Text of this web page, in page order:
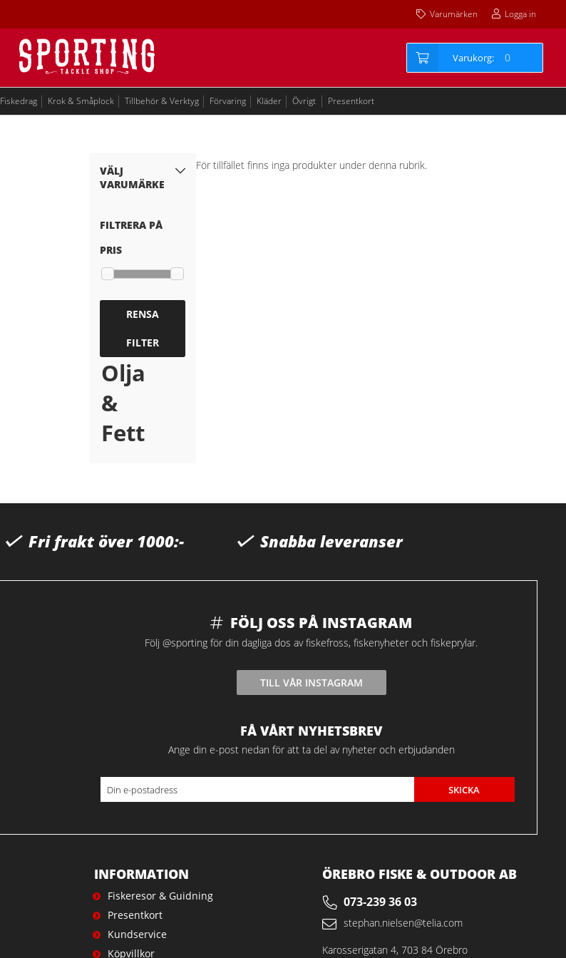
Varumärken Logga in
0
Fiskedrag Krok & Småplock Tillbehör & Verktyg Förvaring Kläder Övrigt Presentkort
VÄLJ
VARUMÄRKE
FILTRERA PÅ
PRIS
RENSA
FILTER
Olja
&
Fett
För tillfället finns inga produkter under denna rubrik.
Fri frakt över 1000:- Snabba leveranser
FÖLJ OSS PÅ INSTAGRAM
Följ @sporting för din dagliga dos av fiskefross, fiskenyheter och fiskeprylar.
TILL VÅR INSTAGRAM
FÅ VÅRT NYHETSBREV
Ange din e-post nedan för att ta del av nyheter och erbjudanden
SKICKA
INFORMATION
Fiskeresor & Guidning
Presentkort
Kundservice
Köpvillkor
ÖREBRO FISKE & OUTDOOR AB
073-239 36 03
stephan.nielsen@telia.com
Karosserigatan 4, 703 84 Örebro